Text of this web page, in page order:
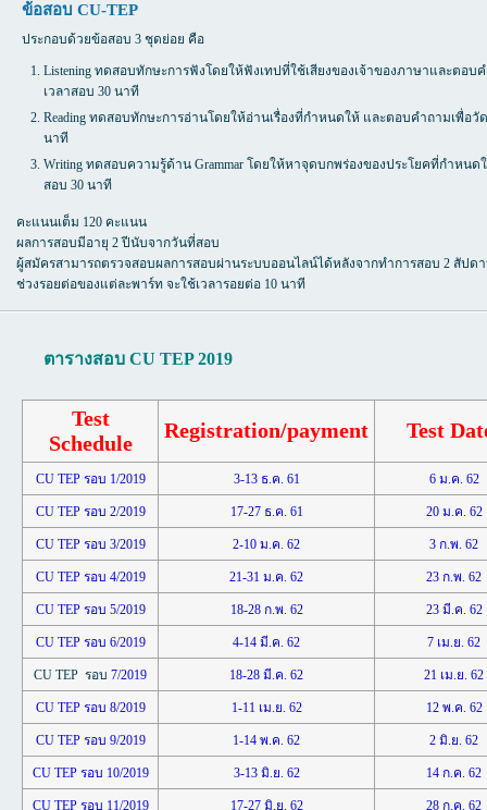
ข้อสอบ CU-TEP
ประกอบด้วยข้อสอบ 3 ชุดย่อย คือ
Listening ทดสอบทักษะการฟังโดยให้ฟังเทปที่ใช้เสียงของเจ้าของภาษาและตอบ
เวลาสอบ 30 นาที
Reading ทดสอบทักษะการอ่านโดยให้อ่านเรื่องที่กำหนดให้ และตอบคำถามเพื่อวั
นาที
Writing ทดสอบความรู้ด้าน Grammar โดยให้หาจุดบกพร่องของประโยคที่กำหนดใ
สอบ 30 นาที
คะแนนเต็ม 120 คะแนน
ผลการสอบมีอายุ 2 ปีนับจากวันที่สอบ
ผู้สมัครสามารถตรวจสอบผลการสอบผ่านระบบออนไลน์ได้หลังจากทำการสอบ 2 สัปด
ช่วงรอยต่อของแต่ละพาร์ท จะใช้เวลารอยต่อ 10 นาที
ตารางสอบ CU TEP 2019
Test
Schedule
Registration/payment Test
CU TEP รอบ 1/2019 3-13 ธ.ค. 61 6 ม.ค. 62
CU TEP รอบ 2/2019 17-27 ธ.ค. 61 20 ม.ค. 62
CU TEP รอบ 3/2019 2-10 ม.ค. 62 3 ก.พ. 62
CU TEP รอบ 4/2019 21-31 ม.ค. 62 23 ก.พ. 62
CU TEP รอบ 5/2019 18-28 ก.พ. 62 23 มี.ค. 62
CU TEP รอบ 6/2019 4-14 มี.ค. 62 7 เม.ย. 62
CU TEP รอบ 7/2019 18-28 มี.ค. 62 21 เม.ย. 62
CU TEP รอบ 8/2019 1-11 เม.ย. 62 12 พ.ค. 62
CU TEP รอบ 9/2019 1-14 พ.ค. 62 2 มิ.ย. 62
CU TEP รอบ 10/2019 3-13 มิ.ย. 62 14 ก.ค. 62
CU TEP รอบ 11/2019 17-27 มิ.ย. 62 28 ก.ค. 62